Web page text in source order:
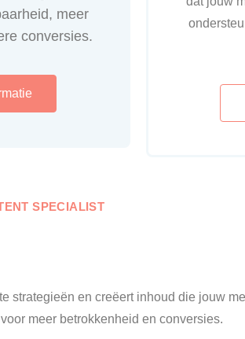
meer
conversies.
SPECIALIST
strategieën en creëert inhoud die jouw
meer betrokkenheid en conversies.